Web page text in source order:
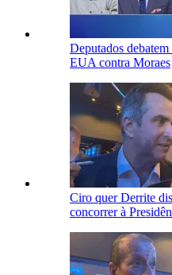
Deputados
EUA contra Moraes
Ciro quer Derrite
concorrer à